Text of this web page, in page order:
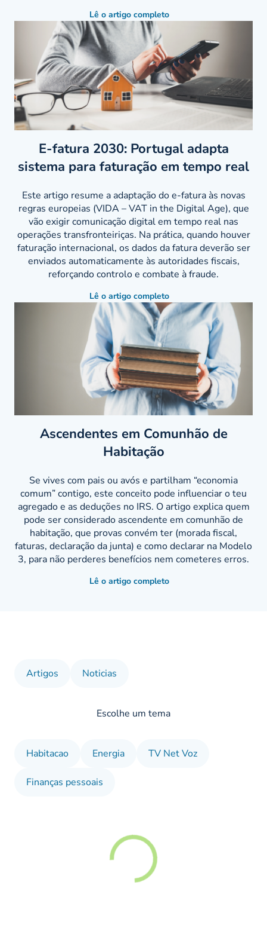
Lê o artigo completo
E-fatura 2030: Portugal adapta
sistema para faturação em tempo real
Este artigo resume a adaptação do e-fatura às novas
regras europeias (VIDA – VAT in the Digital Age), que
vão exigir comunicação digital em tempo real nas
operações transfronteiriças. Na prática, quando houver
faturação internacional, os dados da fatura deverão ser
enviados automaticamente às autoridades fiscais,
reforçando controlo e combate à fraude.
Lê o artigo completo
Ascendentes em Comunhão de
Habitação
Se vives com pais ou avós e partilham “economia
comum” contigo, este conceito pode influenciar o teu
agregado e as deduções no IRS. O artigo explica quem
pode ser considerado ascendente em comunhão de
habitação, que provas convém ter (morada fiscal,
faturas, declaração da junta) e como declarar na Modelo
3, para não perderes benefícios nem cometeres erros.
Lê o artigo completo
Artigos Noticias
Escolhe um tema
Habitacao Energia TV Net Voz
Finanças pessoais